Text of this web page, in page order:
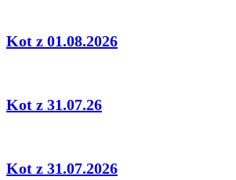
Kot z 01.08.2026
Kot z 31.07.26
Kot z 31.07.2026